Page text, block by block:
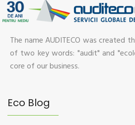
The name AUDITECO was created
of two key words: "audit" and
core of our business.
Eco Blog